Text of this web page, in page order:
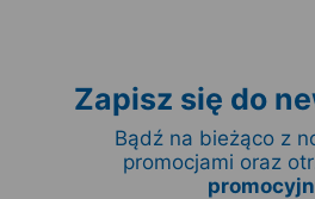
Zapisz się do
Bądź na bieżąco z
promocjami oraz